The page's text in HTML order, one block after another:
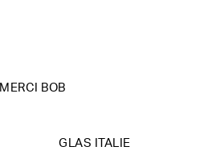
MERCI BOB
GLAS ITALIE